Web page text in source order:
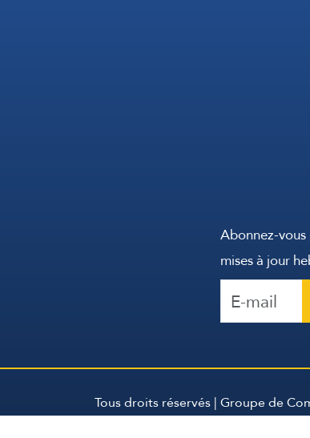
Abonnez-
mises à jour
Tous droits réservés | Groupe de